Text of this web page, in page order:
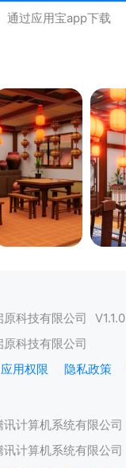
通过应用宝app下载
科技有限公司 V1.1.0
科技有限公司
应用权限 隐私政策
计算机系统有限公司
计算机系统有限公司